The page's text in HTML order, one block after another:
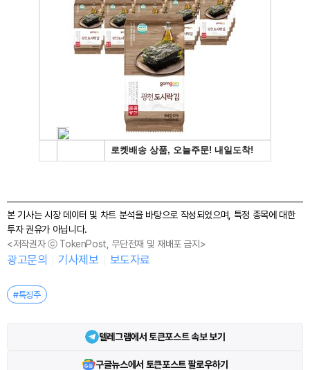
본 기사는 시장 데이터 및 차트 분석을 바탕으로 작성되었으며, 특정 종목에 대한
투자 권유가 아닙니다.
<저작권자 ⓒ TokenPost, 무단전재 및 재배포 금지>
광고문의 기사제보 보도자료
#특징주
텔레그램에서 토큰포스트 속보 보기
구글뉴스에서 토큰포스트 팔로우하기